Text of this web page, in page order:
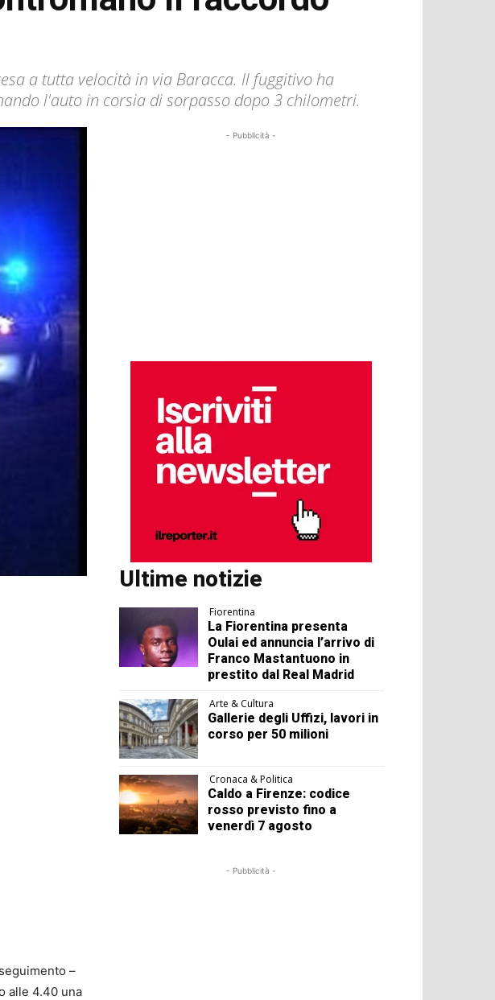
a tutta velocità in via Baracca. Il fuggitivo ha
l'auto in corsia di sorpasso dopo 3 chilometri.
–
alle 4.40 una
- Pubblicità -
Ultime notizie
Fiorentina
La Fiorentina presenta
Oulai ed annuncia l’arrivo di
Franco Mastantuono in
prestito dal Real Madrid
Arte & Cultura
Gallerie degli Uffizi, lavori in
corso per 50 milioni
Cronaca & Politica
Caldo a Firenze: codice
rosso previsto fino a
venerdì 7 agosto
- Pubblicità -